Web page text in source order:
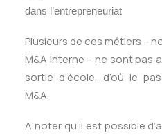
dans l’entrepreneuriat
Plusieurs de ces métiers –
M&A interne – ne sont pas
sortie d’école, d’où le
M&A.
A noter qu’il est possible